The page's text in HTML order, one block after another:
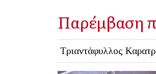
Παρέμβαση
Τριαντάφυλλος